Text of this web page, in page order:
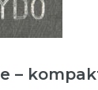
–